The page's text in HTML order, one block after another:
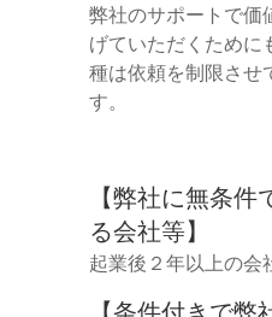
弊社のサポートで価
げていただくために
種は依頼を制限させ
す。
【弊社に無条
る会社等】
起業後２年以上の会